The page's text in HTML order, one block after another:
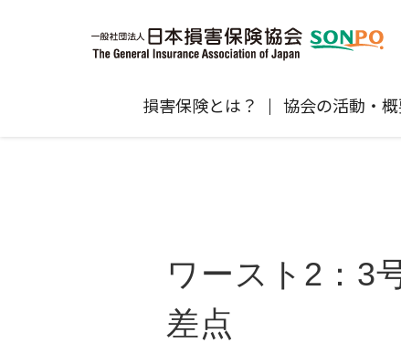
損害保険とは？ 協会の活動・
個人賠償責任保険
会員各社ニュースリリース
損害保険代理店試験公式サイト
高齢者の交通事故防止
自然災害（風災・水災・震災等）の
関するお知らせ
ワースト2：3
差点